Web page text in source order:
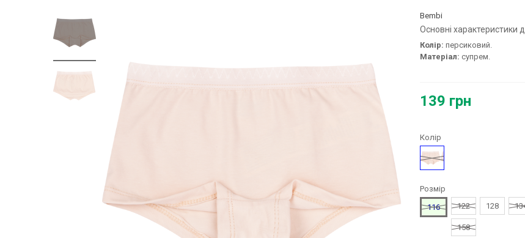
Bembi
Основні характеристики
Колір: персиковий.
Матеріал: супрем.
139 грн
Колір
Персиковий
Розмір
116
122 128
158